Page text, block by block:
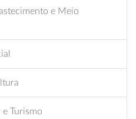
e Meio
e Turismo